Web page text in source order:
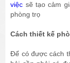
việc sẽ tạo cảm
phòng trọ
Cách thiết kế
Để có được cách